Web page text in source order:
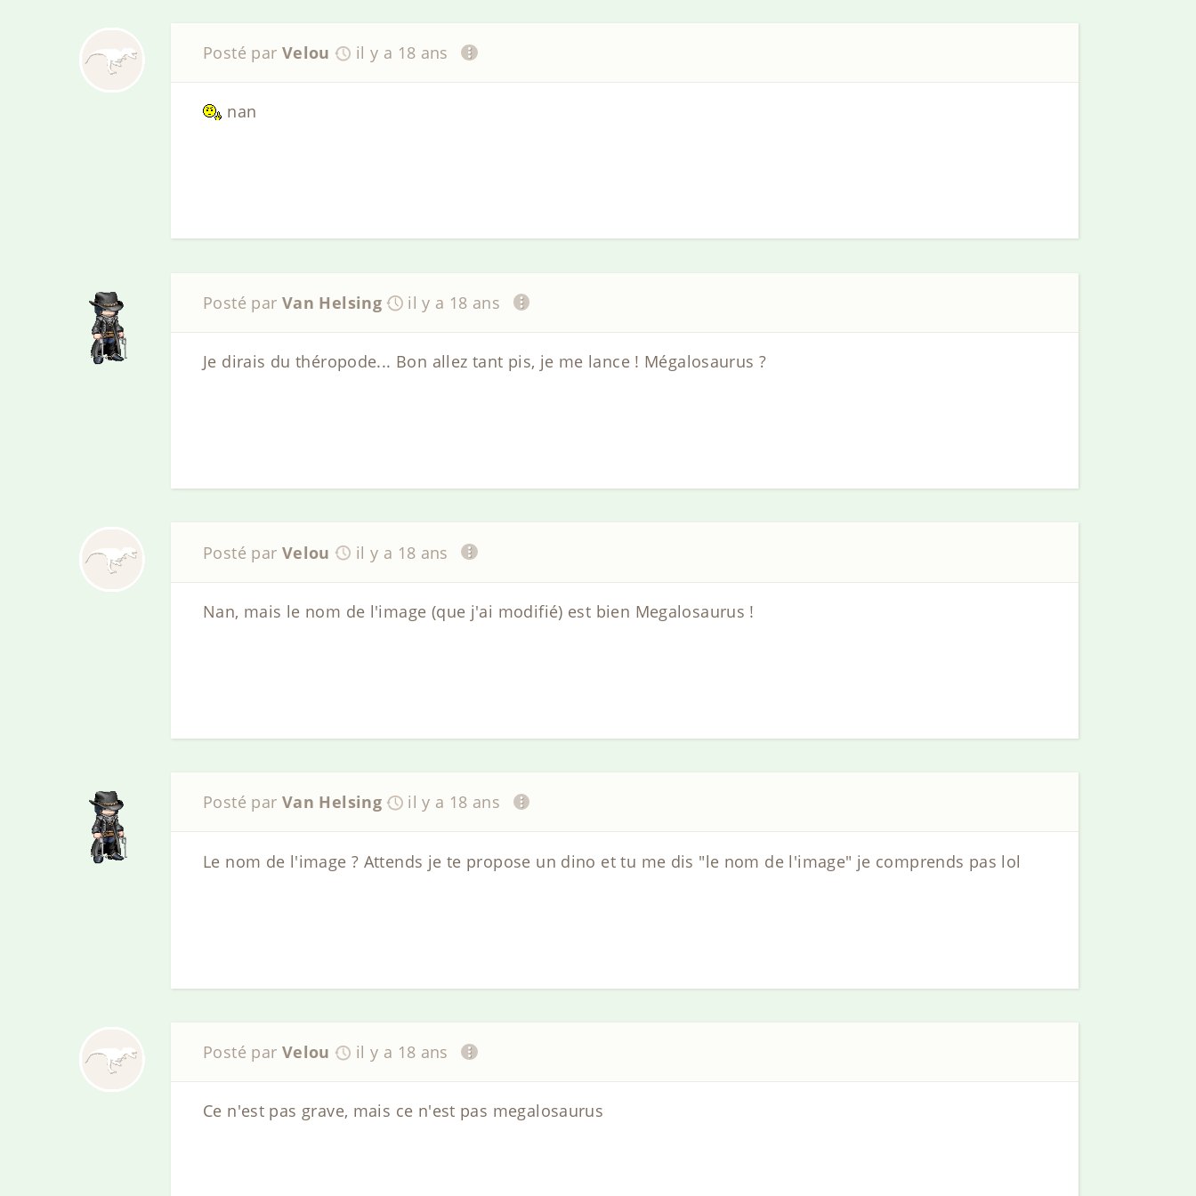
Posté par Velou il y a 18 ans
nan
Posté par Van Helsing il y a 18 ans
Je dirais du théropode... Bon allez tant pis, je me lance ! Mégalosaurus ?
Posté par Velou il y a 18 ans
Nan, mais le nom de l'image (que j'ai modifié) est bien Megalosaurus !
Posté par Van Helsing il y a 18 ans
Le nom de l'image ? Attends je te propose un dino et tu me dis "le nom de l'image" je comprends pas lol
Posté par Velou il y a 18 ans
Ce n'est pas grave, mais ce n'est pas megalosaurus